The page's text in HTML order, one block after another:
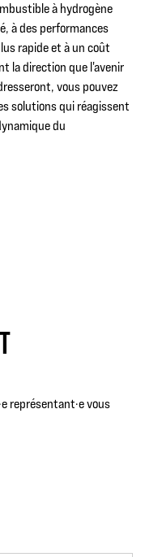
à hydrogène
à des performances
rapide et à un coût
la direction que l'avenir
vous pouvez
solutions qui réagissent
du
représentant·e vous